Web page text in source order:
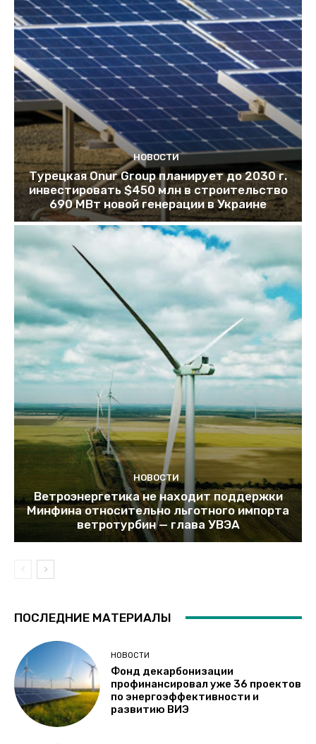
НОВОСТИ
Турецкая Onur Group планирует до 2030 г.
инвестировать $450 млн в строительство
690 МВт новой генерации в Украине
НОВОСТИ
Ветроэнергетика не находит поддержки
Минфина относительно льготного импорта
ветротурбин — глава УВЭА
ПОСЛЕДНИЕ МАТЕРИАЛЫ
НОВОСТИ
Фонд декарбонизации
профинансировал уже 36 проектов
по энергоэффективности и
развитию ВИЭ